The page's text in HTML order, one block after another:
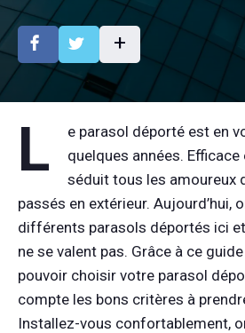
+
L
e parasol déporté est en
quelques années.
séduit tous les amoureux
passés en extérieur. Aujourd’hui,
différents parasols déportés ici
ne se valent pas. Grâce à ce
pouvoir choisir votre parasol
compte les bons critères à
Installez-vous confortablement,